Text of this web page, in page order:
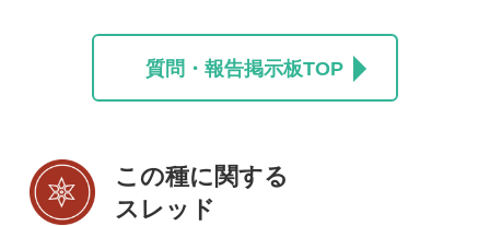
初めての方へ コース一覧
新規会員登録 掲載図鑑一覧